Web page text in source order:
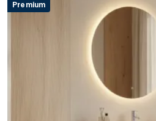
Premium